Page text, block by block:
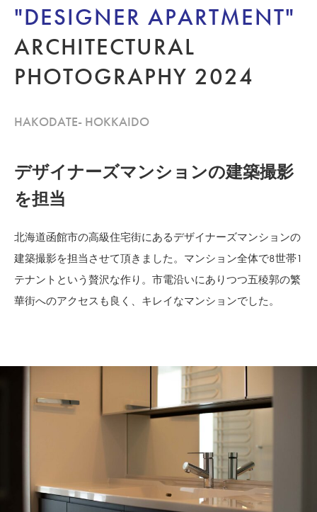
STUDIO
泉区館写真館
"DESIGNER APARTMENT"
ARCHITECTURAL
PHOTOGRAPHY 2024
HAKODATE- HOKKAIDO
デザイナーズマンションの建築撮影
を担当
北海道函館市の高級住宅街にあるデザイナーズマンションの
建築撮影を担当させて頂きました。マンション全体で8世帯1
テナントという贅沢な作り。市電沿いにありつつ五稜郭の繁
華街へのアクセスも良く、キレイなマンションでした。